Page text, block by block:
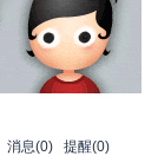
消息(0) 提醒(0)